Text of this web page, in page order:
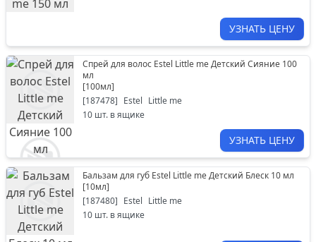
УЗНАТЬ ЦЕНУ
Спрей для волос Estel Little me Детский Сияние 100
мл
[100мл]
[187478] Estel Little me
10 шт. в ящике
УЗНАТЬ ЦЕНУ
Бальзам для губ Estel Little me Детский Блеск 10 мл
[10мл]
[187480] Estel Little me
10 шт. в ящике